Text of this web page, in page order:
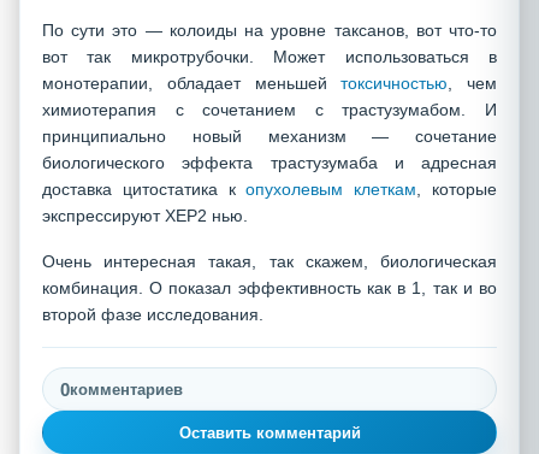
По сути это — колоиды на уровне таксанов, вот что-то
вот так микротрубочки. Может использоваться в
монотерапии, обладает меньшейтоксичностью , чем
химиотерапия с сочетанием с трастузумабом. И
принципиально новый механизм — сочетание
биологического эффекта трастузумаба и адресная
доставка цитостатика копухолевым клеткам , которые
экспрессируют ХЕР2 нью.
Очень интересная такая, так скажем, биологическая
комбинация. О показал эффективность как в 1, так и во
второй фазе исследования.
0комментариев
Оставить комментарий